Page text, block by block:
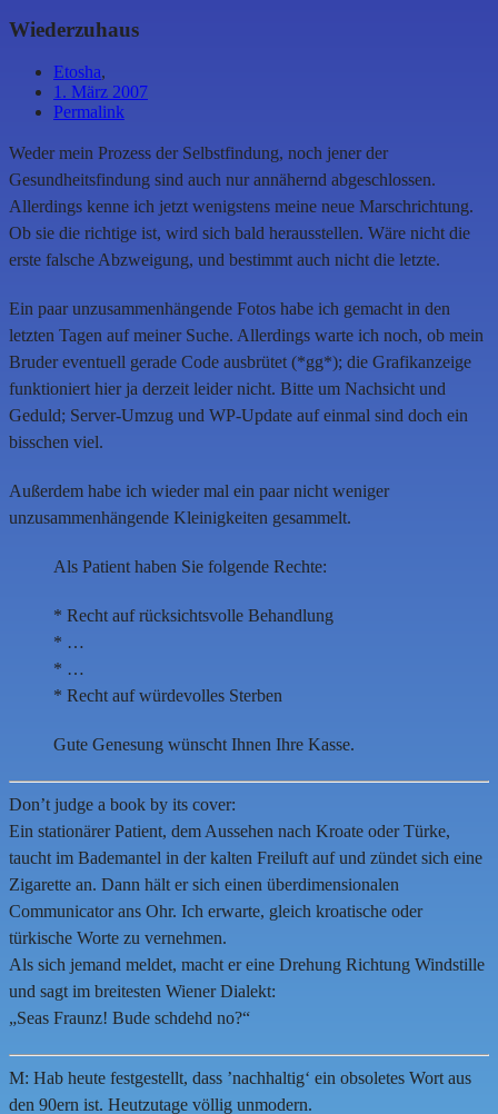
Wiederzuhaus
Etosha,
1. März 2007
Permalink
Weder mein Prozess der Selbstfindung, noch jener der
Gesundheitsfindung sind auch nur annähernd abgeschlossen.
Allerdings kenne ich jetzt wenigstens meine neue Marschrichtung.
Ob sie die richtige ist, wird sich bald herausstellen. Wäre nicht die
erste falsche Abzweigung, und bestimmt auch nicht die letzte.
Ein paar unzusammenhängende Fotos habe ich gemacht in den
letzten Tagen auf meiner Suche. Allerdings warte ich noch, ob mein
Bruder eventuell gerade Code ausbrütet (*gg*); die Grafikanzeige
funktioniert hier ja derzeit leider nicht. Bitte um Nachsicht und
Geduld; Server-Umzug und WP-Update auf einmal sind doch ein
bisschen viel.
Außerdem habe ich wieder mal ein paar nicht weniger
unzusammenhängende Kleinigkeiten gesammelt.
Als Patient haben Sie folgende Rechte:
* Recht auf rücksichtsvolle Behandlung
* …
* …
* Recht auf würdevolles Sterben
Gute Genesung wünscht Ihnen Ihre Kasse.
Don’t judge a book by its cover:
Ein stationärer Patient, dem Aussehen nach Kroate oder Türke,
taucht im Bademantel in der kalten Freiluft auf und zündet sich eine
Zigarette an. Dann hält er sich einen überdimensionalen
Communicator ans Ohr. Ich erwarte, gleich kroatische oder
türkische Worte zu vernehmen.
Als sich jemand meldet, macht er eine Drehung Richtung Windstille
und sagt im breitesten Wiener Dialekt:
„Seas Fraunz! Bude schdehd no?“
M: Hab heute festgestellt, dass ’nachhaltig‘ ein obsoletes Wort aus
den 90ern ist. Heutzutage völlig unmodern.